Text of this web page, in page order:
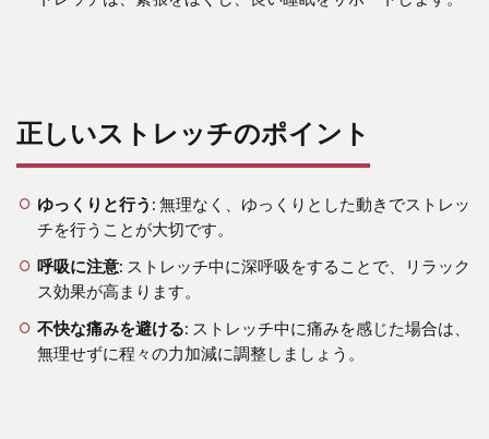
正しいストレッチのポイント
ゆっくりと行う : 無理なく、ゆっくりとした動きでストレッ
チを行うことが大切です。
呼吸に注意: ストレッチ中に深呼吸をすることで、リラック
ス効果が高まります。
不快な痛みを避ける: ストレッチ中に痛みを感じた場合は、
無理せずに程々の力加減に調整しましょう。